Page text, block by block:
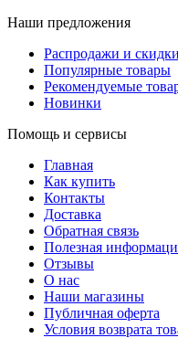
Наши предложения
Распродажи и скидки
Популярные товары
Рекомендуемые
Новинки
Помощь и сервисы
Главная
Как купить
Контакты
Доставка
Обратная связь
Полезная
Отзывы
О нас
Наши магазины
Публичная оферта
Условия возврата